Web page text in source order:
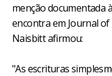
menção documentada
encontra em Journal of
Naisbitt afirmou:
"As escrituras